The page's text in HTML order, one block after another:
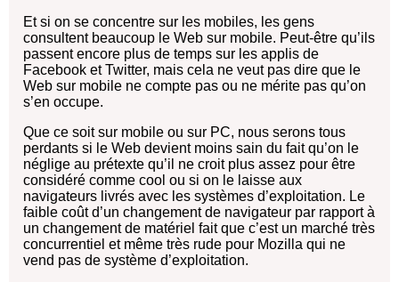
Et si on se concentre sur les mobiles, les gens
consultent beaucoup le Web sur mobile. Peut-être qu’ils
passent encore plus de temps sur les applis de
Facebook et Twitter, mais cela ne veut pas dire que le
Web sur mobile ne compte pas ou ne mérite pas qu’on
s’en occupe.
Que ce soit sur mobile ou sur PC, nous serons tous
perdants si le Web devient moins sain du fait qu’on le
néglige au prétexte qu’il ne croit plus assez pour être
considéré comme cool ou si on le laisse aux
navigateurs livrés avec les systèmes d’exploitation. Le
faible coût d’un changement de navigateur par rapport à
un changement de matériel fait que c’est un marché très
concurrentiel et même très rude pour Mozilla qui ne
vend pas de système d’exploitation.